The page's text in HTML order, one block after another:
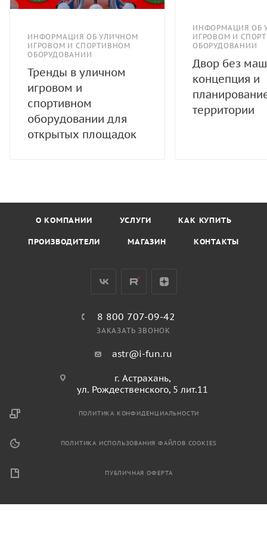
ИНФОРМАЦИЯ ОБ УЛИЧНОМ
ИГРОВОМ И СПОРТИВНОМ
ОБОРУДОВАНИИ
Тренды в уличном
игровом и
спортивном
оборудовании для
открытых площадок
ИНФОРМАЦИЯ ОБ
ИГРОВОМ И
ОБОРУДОВАНИИ
Двор без
концепция и
территории
О КОМПАНИИ УСЛУГИ КАК КУПИТЬ
ПРОИЗВОДИТЕЛИ МАГАЗИН КОНТАКТЫ
8 800 707-09-42
ЗАКАЗАТЬ ЗВОНОК
astr@i-fun.ru
г. Астрахань,
ул. Рождественского, 5 лит.11
ПОЛИТИКА КОНФИДЕНЦИАЛЬНОСТИ
ПОЛИТИКА ИСПОЛЬЗОВАНИЯ ФАЙЛОВ COOKIES
ПУБЛИЧНАЯ ОФЕРТА